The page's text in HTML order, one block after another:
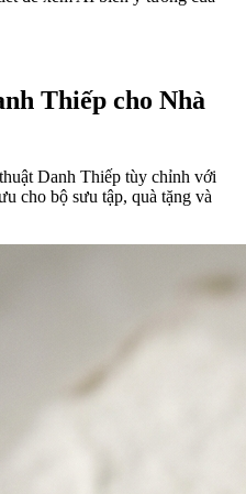
Thiếp cho Nhà
Danh Thiếp tùy chỉnh với
cho bộ sưu tập, quà tặng và